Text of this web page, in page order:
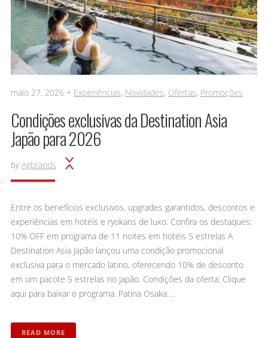
maio 27, 2026 + Experiências, Novidades, Ofertas, Promoções
Condições exclusivas da Destination Asia
Japão para 2026
by Agbrands
Entre os benefícios exclusivos, upgrades garantidos, descontos e
experiências em hotéis e ryokans de luxo. Confira os destaques:
10% OFF em programa de 11 noites em hotéis 5 estrelas A
Destination Asia Japão lançou uma condição promocional
exclusiva para o mercado latino, oferecendo 10% de desconto
em um pacote 5 estrelas no Japão. Condições da oferta: Clique
aqui para baixar o programa. Patina Osaka:…
READ MORE